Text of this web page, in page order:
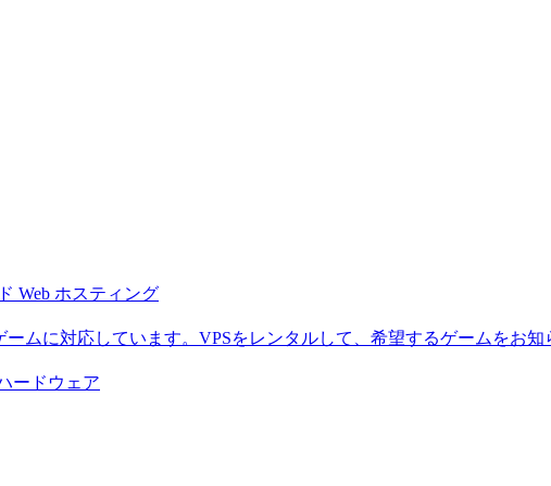
Web ホスティング
ムに対応しています。VPSをレンタルして、希望するゲームをお知
ードウェア